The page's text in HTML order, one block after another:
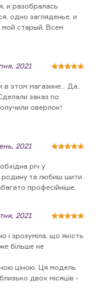
и разобралась
одно загляденье, и
мой старый. Всем
2021
этом магазине... Да..
заказ по
оверлок!
2021
річ у
та любиш шити.
професійніше.
2021
і зрозуміла, що якість
більше не
ціною. Ця модель
двох місяців -